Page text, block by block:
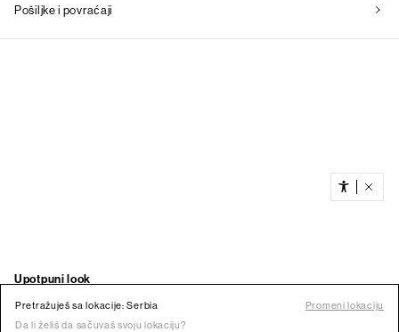
Pretražuješ sa lokacije: Serbia
Promeni lokaciju
Da li želiš da sačuvaš svoju lokaciju?